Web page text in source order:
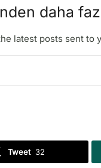
daha
latest posts sent to
Tweet 32